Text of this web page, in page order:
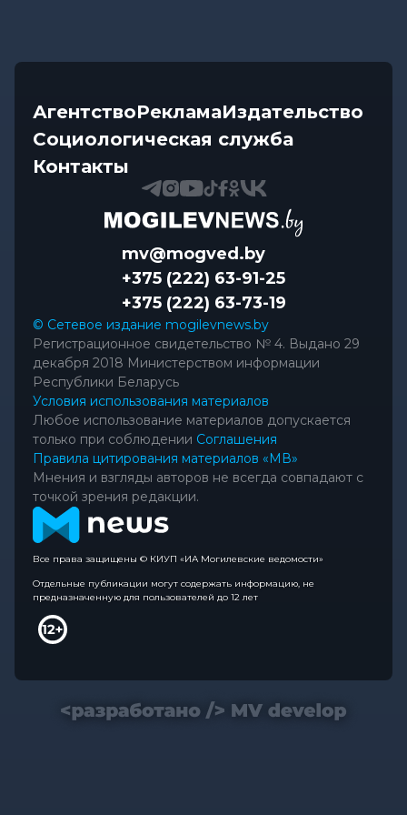
АгентствоРекламаИздательство
Социологическая служба
Контакты
mv@mogved.by
+375 (222) 63-91-25
+375 (222) 63-73-19
© Сетевое издание mogilevnews.by
Регистрационное свидетельство № 4. Выдано 29
декабря 2018 Министерством информации
Республики Беларусь
Условия использования материалов
Любое использование материалов допускается
только при соблюдении Соглашения
Правила цитирования материалов «МВ»
Мнения и взгляды авторов не всегда совпадают с
точкой зрения редакции.
Все права защищены © КИУП «ИА Могилевские ведомости»
Отдельные публикации могут содержать информацию, не
предназначенную для пользователей до 12 лет